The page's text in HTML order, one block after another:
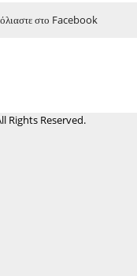
στο Facebook
Rights Reserved.